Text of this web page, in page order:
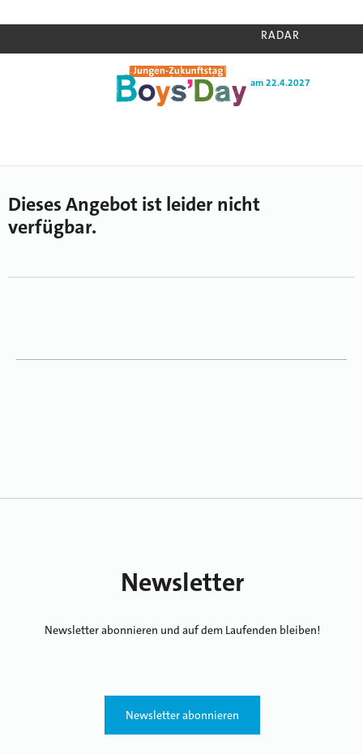
am 22.4.2027
RADAR
Dieses Angebot ist leider nicht
verfügbar.
Newsletter
Newsletter abonnieren und auf dem Laufenden bleiben!
Newsletter abonnieren